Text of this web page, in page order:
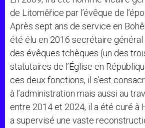
de Litoměřice par l’évêque de
Après sept ans de service en
été élu en 2016 secrétaire
des évêques tchèques (un des
statutaires de l’Église en
ces deux fonctions, il s’est
à l’administration mais aussi au
entre 2014 et 2024, il a été curé à
a supervisé une vaste